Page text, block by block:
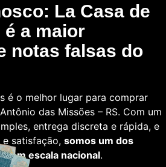
La Casa de
é a maior
notas falsas do
é o melhor lugar para comprar
das Missões – RS. Com um
entrega discreta e rápida, e
satisfação, somos um dos
em escala nacional.